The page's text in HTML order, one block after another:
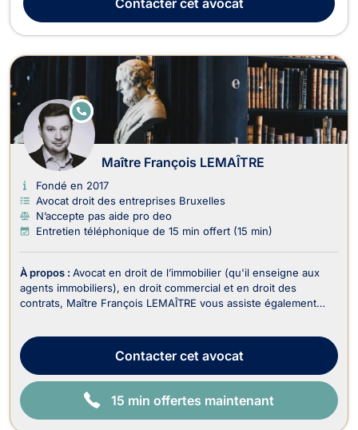
la faillite, pour les procédures sur aveu ou s...
E
N
E
Maître François LEMAÎTRE
Fondé en 2017
Avocat droit des entreprises Bruxelles
N’accepte pas aide pro deo
Entretien téléphonique de 15 min offert (15 min)
À propos : Avocat en droit de l’immobilier (qu'il enseigne aux
agents immobiliers), en droit commercial et en droit des
contrats, Maître François LEMAÎTRE vous assiste également
matière de baux portant sur...
Contactercet avocat
15 min offertes maintenant